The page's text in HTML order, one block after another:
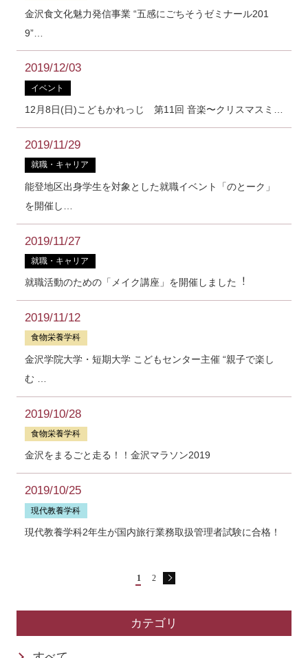
金沢食文化魅力発信事業 “五感にごちそうゼミナール201
9”…
2019/12/03
イベント
12⽉8⽇(⽇)こどもかれっじ 第11回 ⾳楽〜クリスマスミ…
2019/11/29
就職・キャリア
能登地区出⾝学⽣を対象とした就職イベント「のとーク」
を開催し…
2019/11/27
就職・キャリア
就職活動のための「メイク講座」を開催しました︕
2019/11/12
食物栄養学科
金沢学院大学・短期大学 こどもセンター主催 “親子で楽し
む …
2019/10/28
食物栄養学科
金沢をまるごと走る！！金沢マラソン2019
2019/10/25
現代教養学科
現代教養学科2年生が国内旅行業務取扱管理者試験に合格！
1 2
カテゴリ